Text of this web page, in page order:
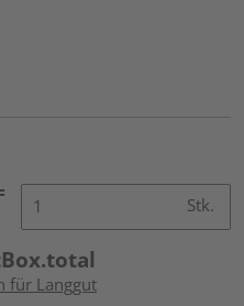
Stk.
für Langgut